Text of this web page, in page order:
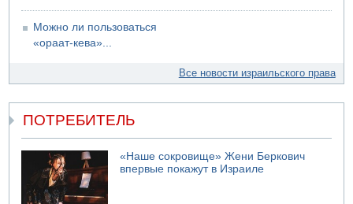
Можно ли пользоваться
«ораат-кева»...
Все новости израильского права
ПОТРЕБИТЕЛЬ
«Наше сокровище» Жени Беркович
впервые покажут в Израиле